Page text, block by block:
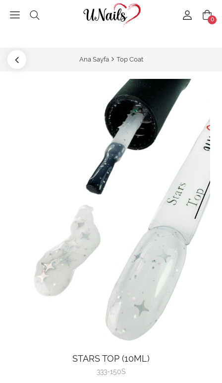
0
Ana Sayfa Top Coat
STARS TOP (10ML)
333-150S